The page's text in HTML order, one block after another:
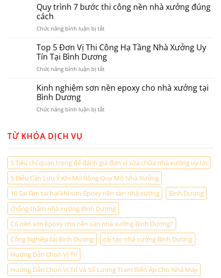
Trạm
Nền
tại
Dương
cứng
xưởng
nghiệp
tại
Bình
Dương
Quy trình 7 bước thi công nền nhà xưởng đúng
cách
Chức năng bình luận bị tắtở
trình
bước
thi
nền
đúng
Top 5 Đơn Vị Thi Công Hạ Tầng Nhà Xưởng Uy
Tín Tại Bình Dương
Chức năng bình luận bị tắtở
5
Thi
Uy
Tín
Tại
Bình
Dương
Kinh nghiệm sơn nền epoxy cho nhà xưởng tại
Bình Dương
Chức năng bình luận bị tắtở
epoxy
cho
nhà
xưởng
tại
Bình
Dương
TỪ KHÓA DỊCH VỤ
5 Tiêu chí quan trọng để đánh giá đơn vị sửa chữa nhà xưởng uy tín
5 Điều Cần Lưu Ý Khi Mở Rộng Quy Mô Nhà Xưởng
10 Sai lầm tai hại khi sơn Epoxy nền sàn nhà xưởng
Bình Dương
chống thấm nhà xưởng Bình Dương
Có nên sơn Epoxy cho nền sàn nhà xưởng Bình Dương?
Công Nghiệp tại Bình Dương
cải tạo nhà xưởng Bình Dương
Hướng Dẫn Chọn Vị Trí
Hướng Dẫn Chọn Vị Trí Và Số Lượng Trạm Biến Áp Cho Nhà Máy